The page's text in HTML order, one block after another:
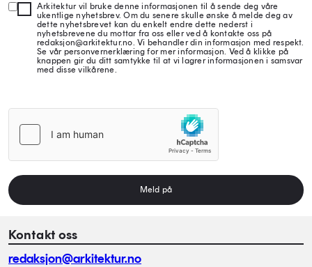
Arkitektur vil bruke denne informasjonen til å sende deg våre
ukentlige nyhetsbrev. Om du senere skulle ønske å melde deg av
dette nyhetsbrevet kan du enkelt endre dette nederst i
nyhetsbrevene du mottar fra oss eller ved å kontakte oss på
redaksjon@arkitektur.no. Vi behandler din informasjon med respekt.
Se vår personvernerklæring for mer informasjon. Ved å klikke på
knappen gir du ditt samtykke til at vi lagrer informasjonen i samsvar
med disse vilkårene.
Meld på
Kontakt oss
redaksjon@arkitektur.no